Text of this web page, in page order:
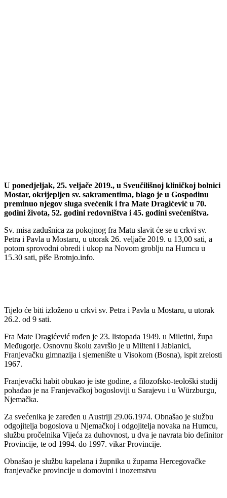
U ponedjeljak, 25. veljače 2019., u Sveučilišnoj kliničkoj bolnici
Mostar, okrijepljen sv. sakramentima, blago je u Gospodinu
preminuo njegov sluga svećenik i fra Mate Dragićević u 70.
godini života, 52. godini redovništva i 45. godini svećeništva.
Sv. misa zadušnica za pokojnog fra Matu slavit će se u crkvi sv.
Petra i Pavla u Mostaru, u utorak 26. veljače 2019. u 13,00 sati, a
potom sprovodni obredi i ukop na Novom groblju na Humcu u
15.30 sati, piše Brotnjo.info.
Tijelo će biti izloženo u crkvi sv. Petra i Pavla u Mostaru, u utorak
26.2. od 9 sati.
Fra Mate Dragićević rođen je 23. listopada 1949. u Miletini, župa
Međugorje. Osnovnu školu završio je u Milteni i Jablanici,
Franjevačku gimnazija i sjemenište u Visokom (Bosna), ispit zrelosti
1967.
Franjevački habit obukao je iste godine, a filozofsko-teološki studij
pohađao je na Franjevačkoj bogosloviji u Sarajevu i u Würzburgu,
Njemačka.
Za svećenika je zaređen u Austriji 29.06.1974. Obnašao je službu
odgojitelja bogoslova u Njemačkoj i odgojitelja novaka na Humcu,
službu pročelnika Vijeća za duhovnost, u dva je navrata bio definitor
Provincije, te od 1994. do 1997. vikar Provincije.
Obnašao je službu kapelana i župnika u župama Hercegovačke
franjevačke provincije u domovini i inozemstvu